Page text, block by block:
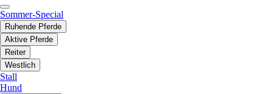
Sommer-Special
Ruhende Pferde
Aktive Pferde
Reiter
Westlich
Stall
Hund